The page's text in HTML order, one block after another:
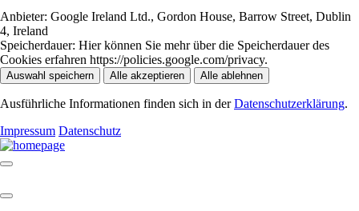
Anbieter: Google Ireland Ltd., Gordon House, Barrow Street, Dublin
4, Ireland
Speicherdauer: Hier können Sie mehr über die Speicherdauer des
Cookies erfahren https://policies.google.com/privacy.
Auswahl speichern Alle akzeptieren Alle ablehnen
Ausführliche Informationen finden sich in derDatenschutzerklärung.
Impressum Datenschutz